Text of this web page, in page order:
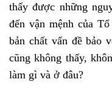
thấy được những
đến vận mệnh của
bản chất vấn đề bảo
cũng không thấy,
làm gì và ở đâu?